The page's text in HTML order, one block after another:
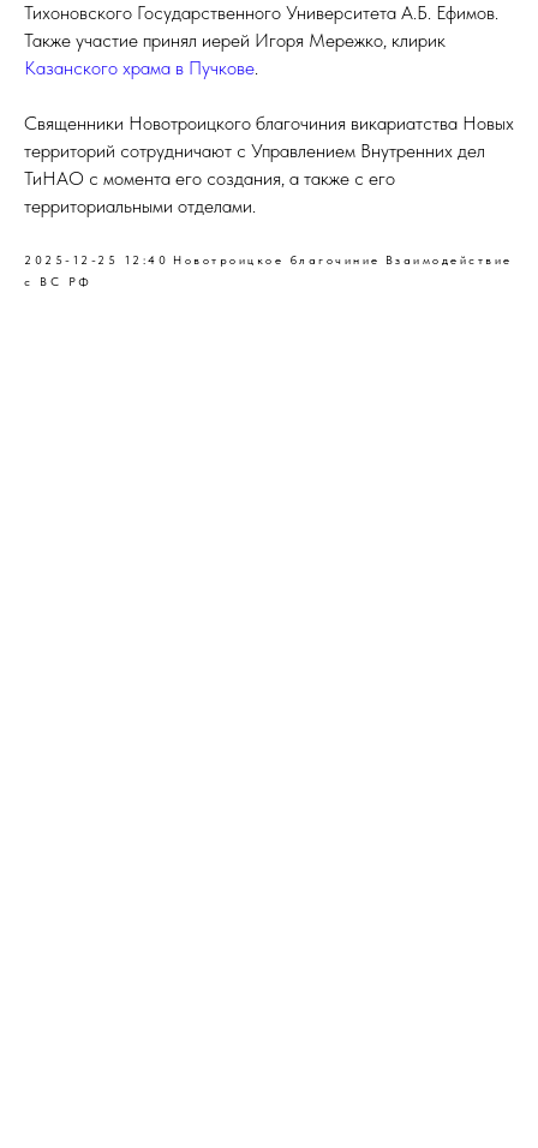
Тихоновского Государственного Университета А.Б. Ефимов.
Также участие принял иерей Игоря Мережко, клирик
Казанского храма в Пучкове.
Священники Новотроицкого благочиния викариатства Новых
территорий сотрудничают с Управлением Внутренних дел
ТиНАО с момента его создания, а также с его
территориальными отделами.
2025-12-25 12:40 Новотроицкое благочиние
Взаимодействие
с ВС РФ